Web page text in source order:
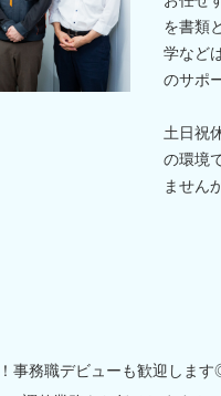
を書類
学など
のサポ
土日祝
の環境
ません
事務職デビューも歓迎しま